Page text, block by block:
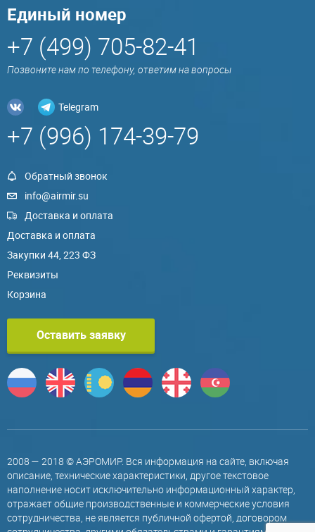
Единый номер
+7 (499) 705-82-41
Позвоните нам по телефону, ответим на вопросы
Telegram
+7 (996) 174-39-79
Обратный звонок
info@airmir.su
Доставка и оплата
Доставка и оплата
Закупки 44, 223 ФЗ
Реквизиты
Корзина
Оставить заявку
2008 — 2018 © АЭРОМИР. Вся информация на сайте, включая
описание, технические характеристики, другое текстовое
наполнение носит исключительно информационный характер,
отражает общие производственные и коммерческие условия
сотрудничества, не является публичной офертой, договором